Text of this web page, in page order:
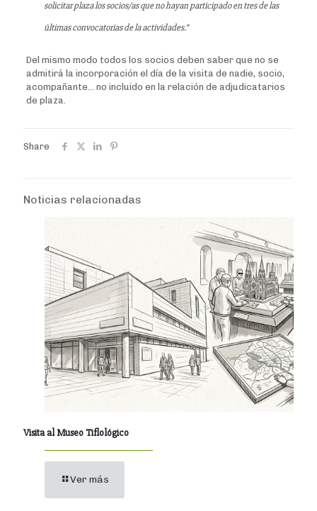
solicitar plaza los socios/as que no hayan participado en tres de las
últimas convocatorias de la actividades.”
Del mismo modo todos los socios deben saber que no se
admitirá la incorporación el día de la visita de nadie, socio,
acompañante… no incluido en la relación de adjudicatarios
de plaza.
Share
Noticias relacionadas
Visita al Museo Tiflológico
Ver más